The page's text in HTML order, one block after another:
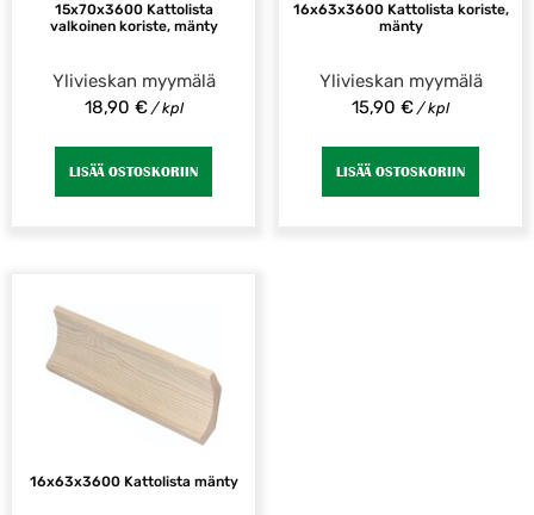
15x70x3600 Kattolista
valkoinen koriste, mänty
Ylivieskan myymälä
18,90 €/ kpl
LISÄÄ OSTOSKORIIN
16x63x3600 Kattolista koriste,
mänty
Ylivieskan myymälä
15,90 € / kpl
LISÄÄ OSTOSKORIIN
16x63x3600 Kattolista mänty